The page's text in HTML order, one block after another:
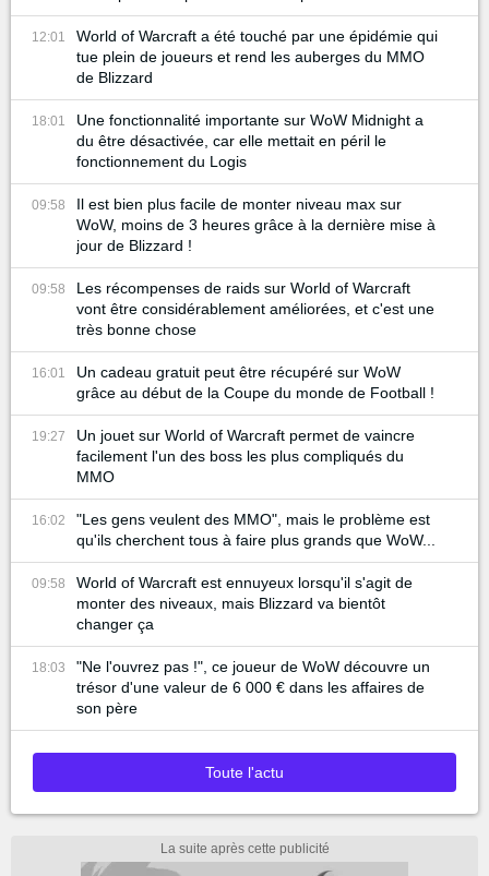
12:01
World of Warcraft a été touché par une épidémie qui
tue plein de joueurs et rend les auberges du MMO
de Blizzard
18:01
Une fonctionnalité importante sur WoW Midnight a
du être désactivée, car elle mettait en péril le
fonctionnement du Logis
09:58
Il est bien plus facile de monter niveau max sur
WoW, moins de 3 heures grâce à la dernière mise à
jour de Blizzard !
09:58
Les récompenses de raids sur World of Warcraft
vont être considérablement améliorées, et c'est une
très bonne chose
16:01
Un cadeau gratuit peut être récupéré sur WoW
grâce au début de la Coupe du monde de Football !
19:27
Un jouet sur World of Warcraft permet de vaincre
facilement l'un des boss les plus compliqués du
MMO
16:02
"Les gens veulent des MMO", mais le problème est
qu'ils cherchent tous à faire plus grands que WoW...
09:58
World of Warcraft est ennuyeux lorsqu'il s'agit de
monter des niveaux, mais Blizzard va bientôt
changer ça
18:03
"Ne l'ouvrez pas !", ce joueur de WoW découvre un
trésor d'une valeur de 6 000 € dans les affaires de
son père
Toute l'actu